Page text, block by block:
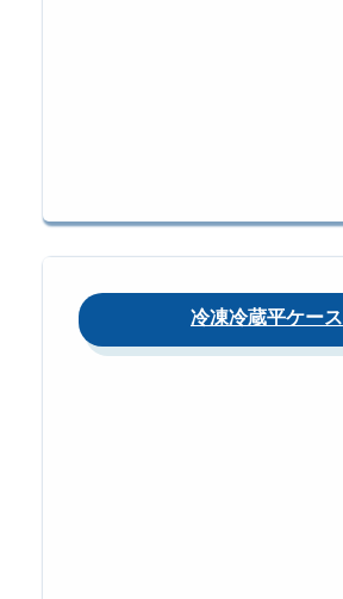
冷凍冷蔵平ケース